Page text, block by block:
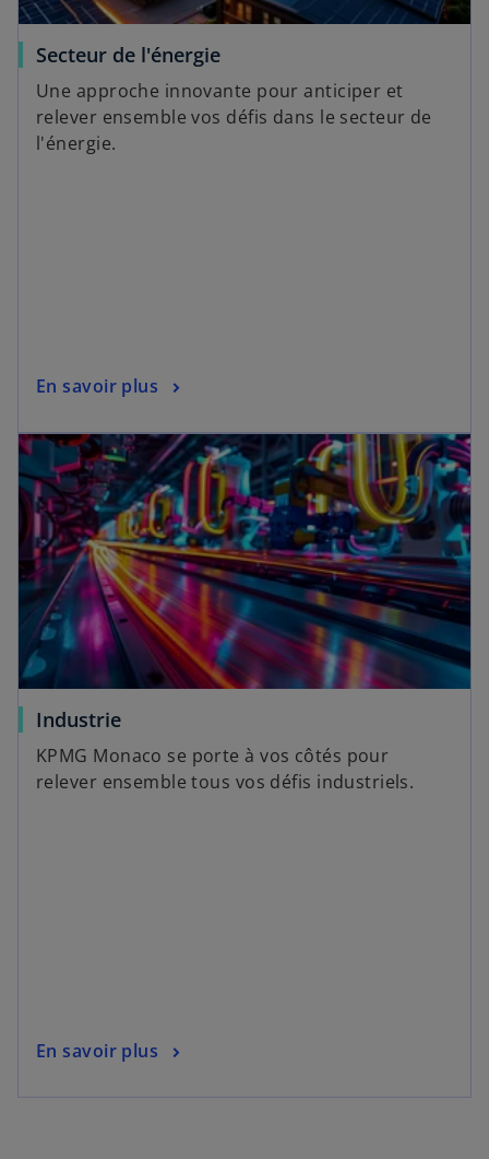
Secteur de l'énergie
Une approche innovante pour anticiper et
relever ensemble vos défis dans le secteur de
l'énergie.
En savoir plus
Industrie
KPMG Monaco se porte à vos côtés pour
relever ensemble tous vos défis industriels.
En savoir plus